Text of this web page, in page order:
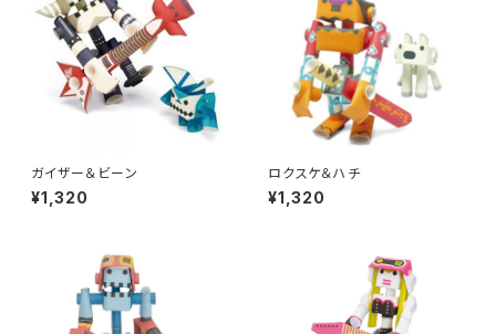
ガイザー＆ビーン
¥1,320
ロクスケ＆ハチ
¥1,320